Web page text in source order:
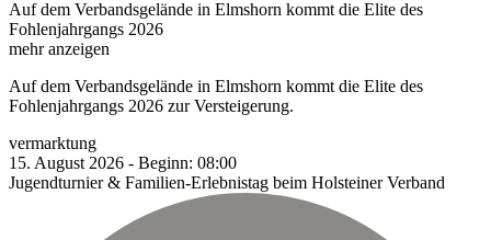
Auf dem Verbandsgelände in Elmshorn kommt die Elite des
Fohlenjahrgangs 2026
mehr anzeigen
Auf dem Verbandsgelände in Elmshorn kommt die Elite des
Fohlenjahrgangs 2026 zur Versteigerung.
vermarktung
15. August 2026 - Beginn: 08:00
Jugendturnier & Familien-Erlebnistag beim Holsteiner Verband